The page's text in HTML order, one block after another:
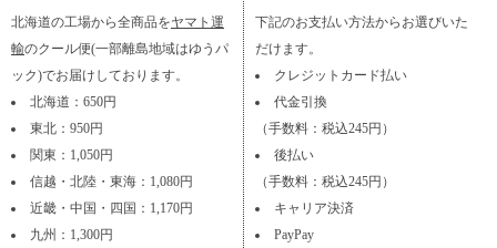
北海道の工場から全商品をヤマト運
輸のクール便(一部離島地域はゆうパ
ック)でお届けしております。
北海道：650円
東北：950円
関東：1,050円
信越・北陸・東海：1,080円
近畿・中国・四国：1,170円
九州：1,300円
下記のお支払い方法からお選びいた
だけます。
クレジットカード払い
代金引換
（手数料：税込245円）
後払い
（手数料：税込245円）
キャリア決済
PayPay